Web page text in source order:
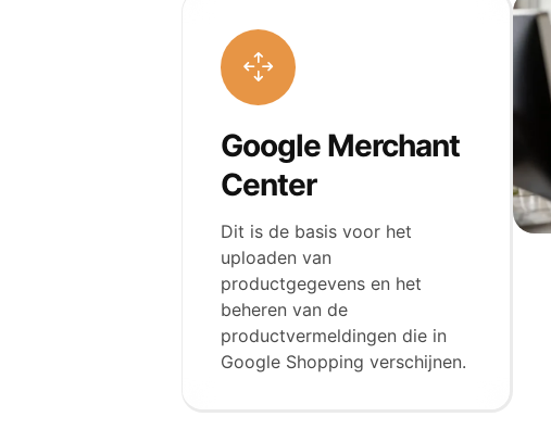
Google Merchant
Center
Dit is de basis voor het
uploaden van
productgegevens en het
beheren van de
productvermeldingen die in
Google Shopping verschijnen.